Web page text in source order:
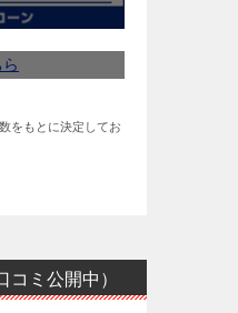
をもとに決定してお
ミ公開中）